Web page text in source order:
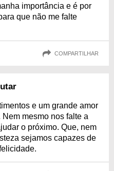
importância e é por
que não me falte
COMPARTILHAR
e um grande amor
mesmo nos falte a
o próximo. Que, nem
sejamos capazes de